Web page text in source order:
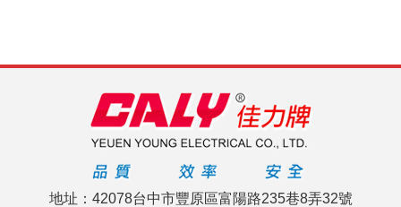
地址：42078台中市豐原區富陽路235巷8弄32號